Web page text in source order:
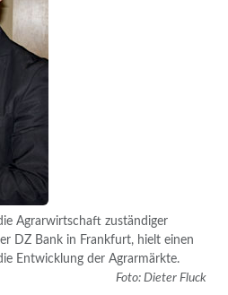
Agrarwirtschaft zuständiger
DZ Bank in Frankfurt, hielt einen
Entwicklung der Agrarmärkte.
Foto: Dieter Fluck